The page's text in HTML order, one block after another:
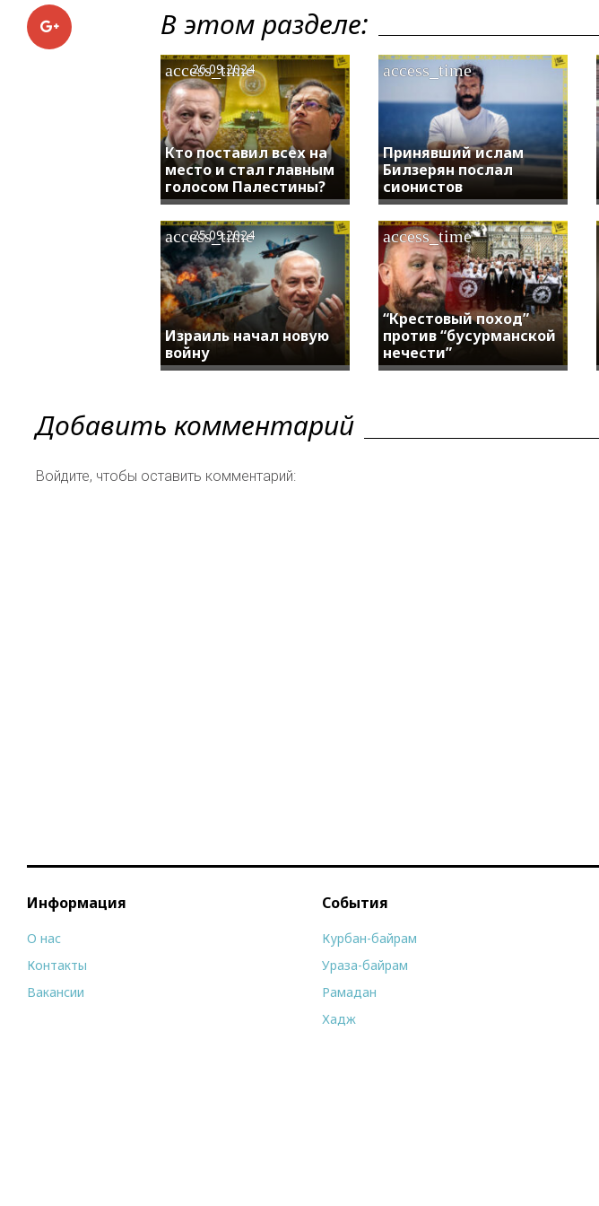
Google+ В этом разделе:
Кто поставил всех на
место и стал главным
голосом Палестины?
access_time
26.09.2024
Принявший ислам
Билзерян послал
сионистов
access_time
Израиль начал новую
войну
access_time
25.09.2024
“Крестовый поход”
против “бусурманской
нечести”
access_time
Добавить комментарий
Войдите, чтобы оставить комментарий:
Информация
О нас
Контакты
Вакансии
События
Курбан-байрам
Ураза-байрам
Рамадан
Хадж